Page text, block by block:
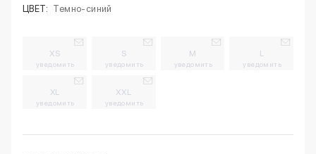
ЦВЕТ: Темно-синий
XS
уведомить
S
уведомить
M
уведомить
L
уведомить
XL
уведомить
XXL
уведомить